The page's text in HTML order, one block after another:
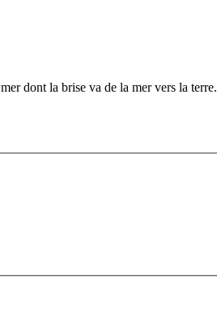
dont la brise va de la mer vers la terre.